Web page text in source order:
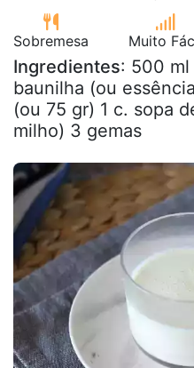
Sobremesa Muito
Ingredientes: 500 ml
baunilha (ou
(ou 75 gr) 1 c. sopa
milho) 3 gemas